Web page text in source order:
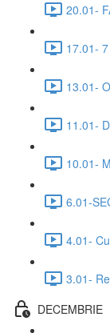
20.01-
17.01-
13.01-
11.01-
10.01-
6.01-
4.01-
3.01-
DECEMBRIE